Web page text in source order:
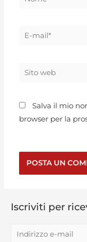
Salva il mio
browser per la
Iscriviti per